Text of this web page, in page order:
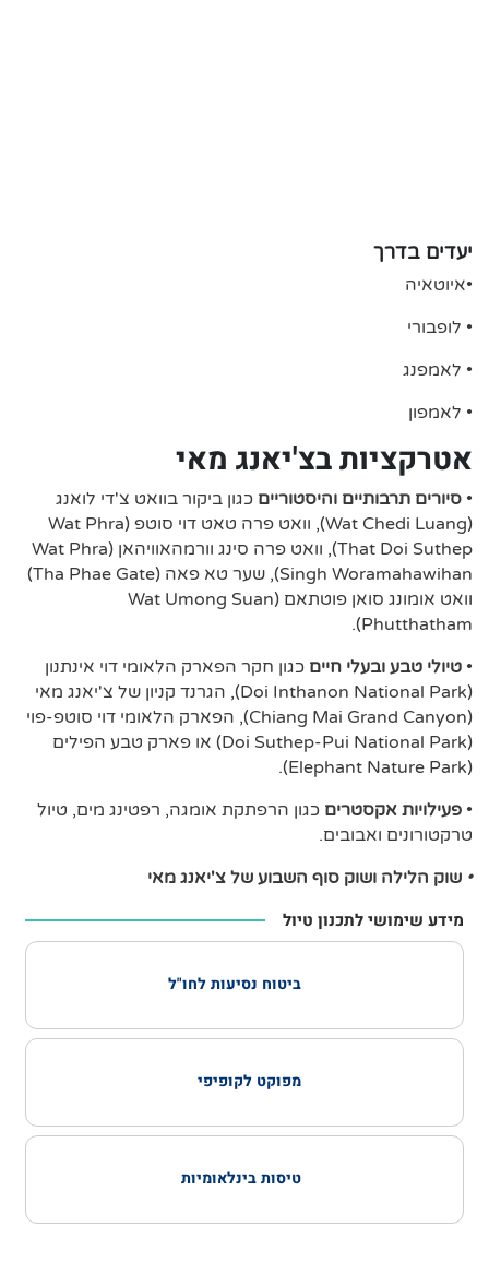
יעדים בדרך
•איוטאיה
• לופבורי
• לאמפנג
• לאמפון
אטרקציות בצ'יאנג מאי
• סיורים תרבותיים והיסטוריים כגון ביקור בוואט צ'די לואנג
(Wat Chedi Luang), וואט פרה טאט דוי סוטפ (Wat Phra
That Doi Suthep), וואט פרה סינג וורמהאוויהאן (Wat Phra
Singh Woramahawihan), שער טא פאה (Tha Phae Gate)
וואט אומונג סואן פוטתאם (Wat Umong Suan
Phutthatham).
• טיולי טבע ובעלי חיים כגון חקר הפארק הלאומי דוי אינתנון
(Doi Inthanon National Park), הגרנד קניון של צ'יאנג מאי
(Chiang Mai Grand Canyon), הפארק הלאומי דוי סוטפ-פוי
(Doi Suthep-Pui National Park) או פארק טבע הפילים
(Elephant Nature Park).
• פעילויות אקסטרים כגון הרפתקת אומגה, רפטינג מים, טיול
טרקטורונים ואבובים.
• שוק הלילה ושוק סוף השבוע של צ'יאנג מאי
מידע שימושי לתכנון טיול
ביטוח נסיעות לחו"ל
מפוקט לקופיפי
טיסות בינלאומיות